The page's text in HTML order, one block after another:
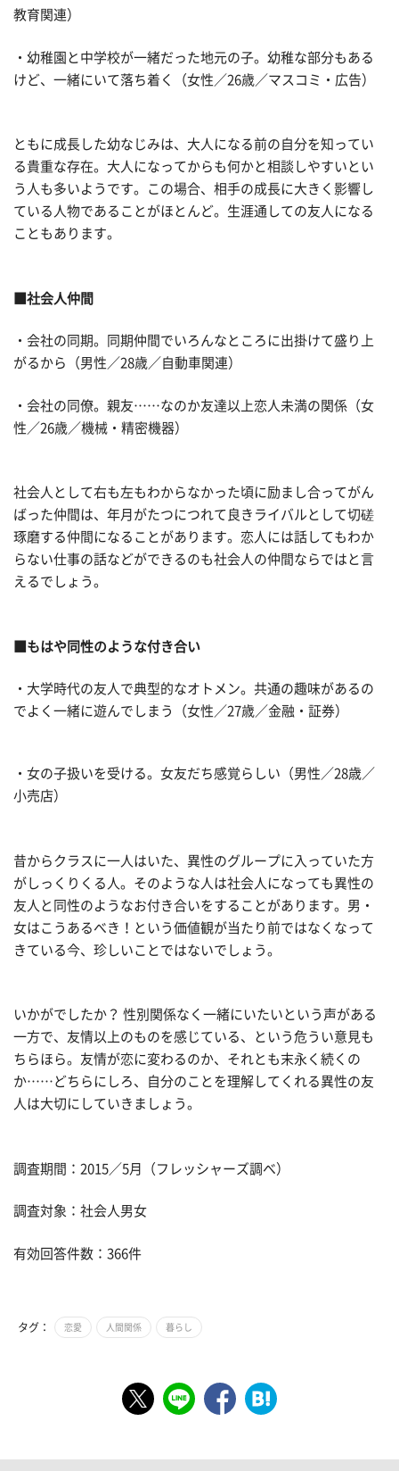
教育関連）
・幼稚園と中学校が一緒だった地元の子。幼稚な部分もある
けど、一緒にいて落ち着く（女性／26歳／マスコミ・広告）
ともに成長した幼なじみは、大人になる前の自分を知ってい
る貴重な存在。大人になってからも何かと相談しやすいとい
う人も多いようです。この場合、相手の成長に大きく影響し
ている人物であることがほとんど。生涯通しての友人になる
こともあります。
■社会人仲間
・会社の同期。同期仲間でいろんなところに出掛けて盛り上
がるから（男性／28歳／自動車関連）
・会社の同僚。親友……なのか友達以上恋人未満の関係（女
性／26歳／機械・精密機器）
社会人として右も左もわからなかった頃に励まし合ってがん
ばった仲間は、年月がたつにつれて良きライバルとして切磋
琢磨する仲間になることがあります。恋人には話してもわか
らない仕事の話などができるのも社会人の仲間ならではと言
えるでしょう。
■もはや同性のような付き合い
・大学時代の友人で典型的なオトメン。共通の趣味があるの
でよく一緒に遊んでしまう（女性／27歳／金融・証券）
・女の子扱いを受ける。女友だち感覚らしい（男性／28歳／
小売店）
昔からクラスに一人はいた、異性のグループに入っていた方
がしっくりくる人。そのような人は社会人になっても異性の
友人と同性のようなお付き合いをすることがあります。男・
女はこうあるべき！という価値観が当たり前ではなくなって
きている今、珍しいことではないでしょう。
いかがでしたか？ 性別関係なく一緒にいたいという声がある
一方で、友情以上のものを感じている、という危うい意見も
ちらほら。友情が恋に変わるのか、それとも末永く続くの
か……どちらにしろ、自分のことを理解してくれる異性の友
人は大切にしていきましょう。
調査期間：2015／5月（フレッシャーズ調べ）
調査対象：社会人男女
有効回答件数：366件
タグ： 恋愛 人間関係 暮らし